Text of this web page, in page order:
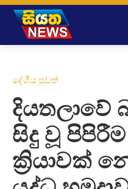
දේශීය පුවත්
දියතලාවේ
සිදු වූ පිපිරීම
ක්‍රියාවක්